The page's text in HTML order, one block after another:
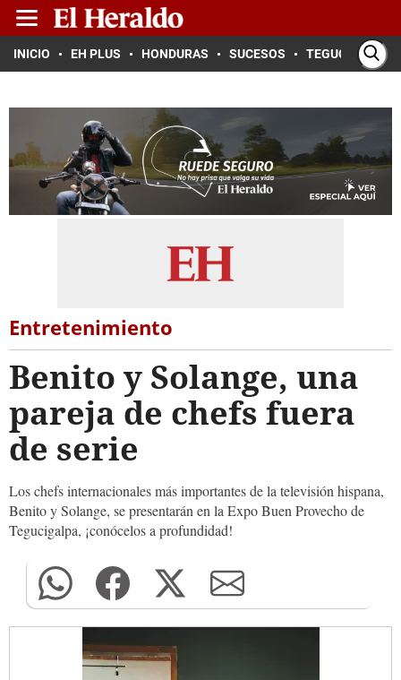
INICIO EH PLUS HONDURAS SUCESOS TEGUCIGALPA
Entretenimiento
Benito y Solange, una
pareja de chefs fuera
de serie
Los chefs internacionales más importantes de la televisión hispana,
Benito y Solange, se presentarán en la Expo Buen Provecho de
Tegucigalpa, ¡conócelos a profundidad!